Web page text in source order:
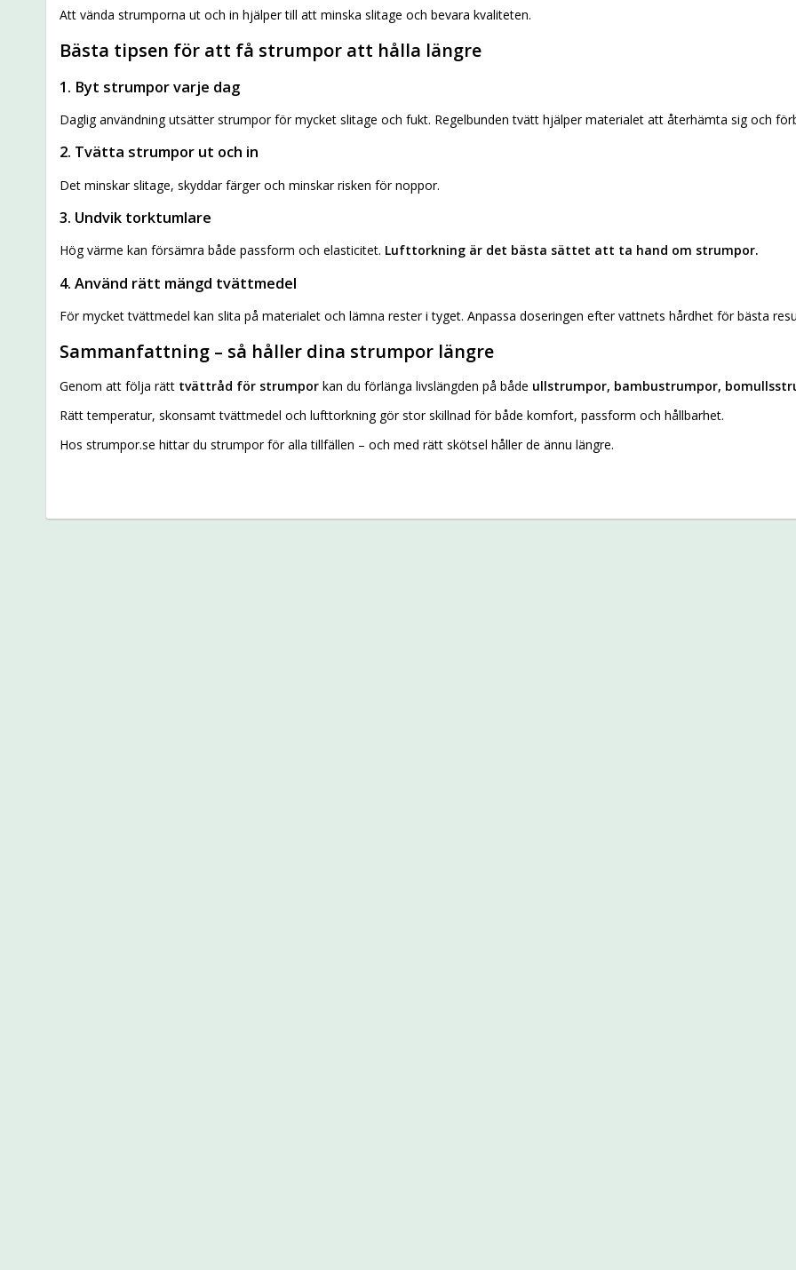
Att vända strumporna ut och in hjälper till att minska slitage och bevara kvaliteten.
Bästa tipsen för att få strumpor att hålla längre
1. Byt strumpor varje dag
Daglig användning utsätter strumpor för mycket slitage och fukt. Regelbunden tvätt hjälper materialet att återhämta sig och
2. Tvätta strumpor ut och in
Det minskar slitage, skyddar färger och minskar risken för noppor.
3. Undvik torktumlare
Hög värme kan försämra både passform och elasticitet. Lufttorkning är det bästa sättet att ta hand om strumpor.
4. Använd rätt mängd tvättmedel
För mycket tvättmedel kan slita på materialet och lämna rester i tyget. Anpassa doseringen efter vattnets hårdhet för bästa
Sammanfattning – så håller dina strumpor längre
Genom att följa rätt tvättråd för strumpor kan du förlänga livslängden på både ullstrumpor, bambustrumpor,
Rätt temperatur, skonsamt tvättmedel och lufttorkning gör stor skillnad för både komfort, passform och hållbarhet.
Hos strumpor.se hittar du strumpor för alla tillfällen – och med rätt skötsel håller de ännu längre.